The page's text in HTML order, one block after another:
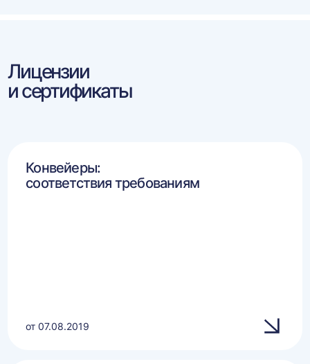
Лицензии
и сертификаты
Конвейеры:
соответствия требованиям
от 07.08.2019